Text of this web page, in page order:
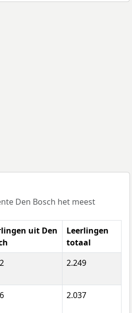
Den Bosch het meest
uit Den
Leerlingen
totaal
2.249
2.037